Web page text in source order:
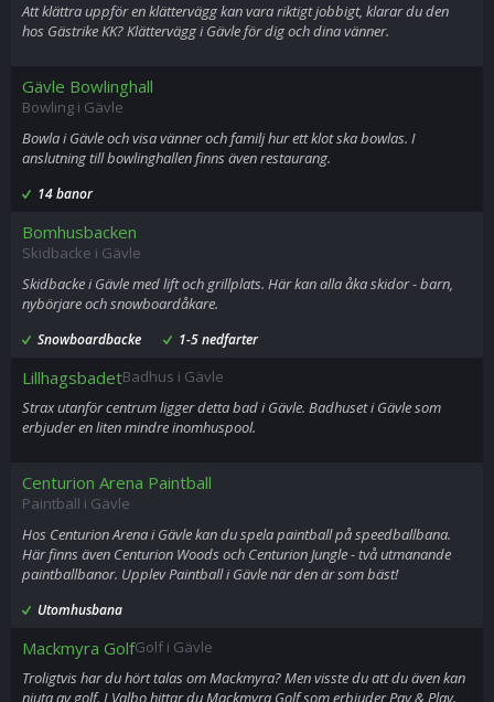
Att klättra uppför en klättervägg kan vara riktigt jobbigt, klarar du den
hos Gästrike KK? Klättervägg i Gävle för dig och dina vänner.
Gävle Bowlinghall
Bowling i Gävle
Bowla i Gävle och visa vänner och familj hur ett klot ska bowlas. I
anslutning till bowlinghallen finns även restaurang.
14 banor
Bomhusbacken
Skidbacke i Gävle
Skidbacke i Gävle med lift och grillplats. Här kan alla åka skidor - barn,
nybörjare och snowboardåkare.
Snowboardbacke 1-5 nedfarter
LillhagsbadetBadhus i Gävle
Strax utanför centrum ligger detta bad i Gävle. Badhuset i Gävle som
erbjuder en liten mindre inomhuspool.
Centurion Arena Paintball
Paintball i Gävle
Hos Centurion Arena i Gävle kan du spela paintball på speedballbana.
Här finns även Centurion Woods och Centurion Jungle - två utmanande
paintballbanor. Upplev Paintball i Gävle när den är som bäst!
Utomhusbana
Mackmyra GolfGolf i Gävle
Troligtvis har du hört talas om Mackmyra? Men visste du att du även kan
njuta av golf. I Valbo hittar du Mackmyra Golf som erbjuder Pay & Play.